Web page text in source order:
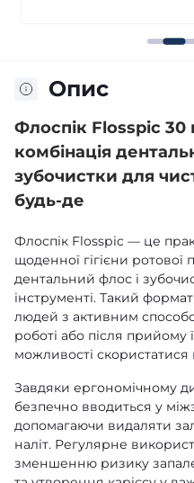
Опис
Флоспік Flosspic
комбінація
зубочистки для
будь-де
Флоспік Flosspic — це
щоденної гігієни
дентальний флос і
інструменті. Такий
людей з активним
роботі або після
можливості
Завдяки ергономічному
безпечно вводиться у
допомагаючи видаляти
наліт. Регулярне
зменшенню ризику